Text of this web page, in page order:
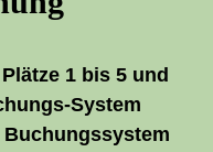
1 bis 5 und
Sys­tem
Buchungs­sys­tem